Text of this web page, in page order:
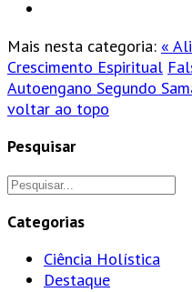
Mais nesta categoria: «
Crescimento Espiritual
Autoengano Segundo
voltar ao topo
Pesquisar
Categorias
Ciência Holística
Destaque